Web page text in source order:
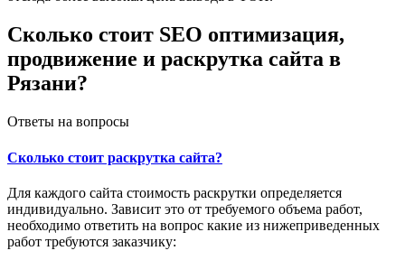
Сколько стоит SEO оптимизация,
продвижение и раскрутка сайта в
Рязани?
Ответы на вопросы
Сколько стоит раскрутка сайта?
Для каждого сайта стоимость раскрутки определяется
индивидуально. Зависит это от требуемого объема работ,
необходимо ответить на вопрос какие из нижеприведенных
работ требуются заказчику: